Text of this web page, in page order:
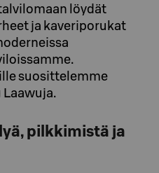
löydät
ja kaveriporukat
suosittelemme
pilkkimistä ja